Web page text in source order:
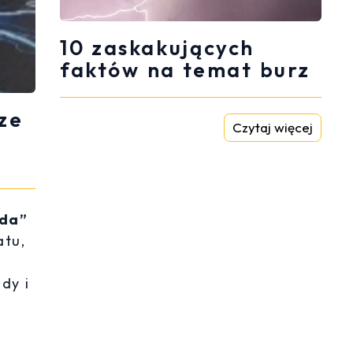
i
10 zaskakujących
faktów na temat burz
Czytaj więcej